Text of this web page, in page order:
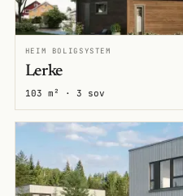
HEIM BOLIGSYSTEM
Lerke
103 m² · 3 sov